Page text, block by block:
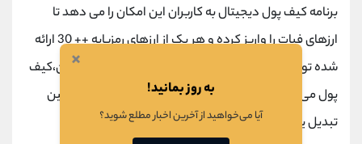
برنامه کیف پول دیجیتال به کاربران این امکان را می دهد تا
ارزهای فیات را واریز کرده و هر یک از ارزهای رمزپایه ++ 30 ارائه
شده توسط سوایپ را مستقیماً خریداری کنند. علاوه بر این،کیف
پول می تواند برای نگهداری دارایی های رمزنگاری و همچنین
تبدیل یک ارز رمزنگاری شده به ارز دیگر استفاده شود.
×
به روز بمانید!
آیا می‌خواهید از آخرین اخبار مطلع شوید؟